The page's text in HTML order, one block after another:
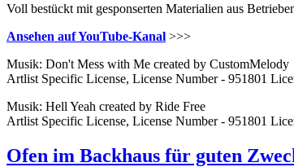
Voll bestückt mit gesponserten Materialien aus
Ansehen auf YouTube-Kanal >>>
Musik: Don't Mess with Me created by CustomMelody
Artlist Specific License, License Number - 951801
Musik: Hell Yeah created by Ride Free
Artlist Specific License, License Number - 951801
Ofen im Backhaus für guten